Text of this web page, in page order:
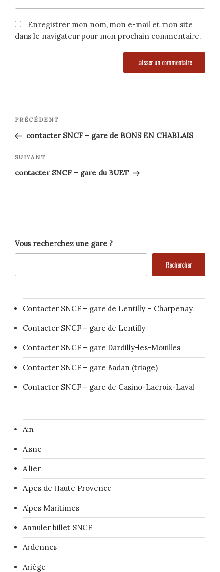
Enregistrer mon nom, mon e-mail et mon site
dans le navigateur pour mon prochain commentaire.
Navigation
de
l’article
Article
précédent
PRÉCÉDENT
contacter SNCF – gare de BONS EN CHABLAIS
Article
suivant
SUIVANT
contacter SNCF – gare du BUET
Vous recherchez une gare ?
Rechercher
Contacter SNCF – gare de Lentilly – Charpenay
Contacter SNCF – gare de Lentilly
Contacter SNCF – gare Dardilly-les-Mouilles
Contacter SNCF – gare Badan (triage)
Contacter SNCF – gare de Casino-Lacroix-Laval
Ain
Aisne
Allier
Alpes de Haute Provence
Alpes Maritimes
Annuler billet SNCF
Ardennes
Ariège